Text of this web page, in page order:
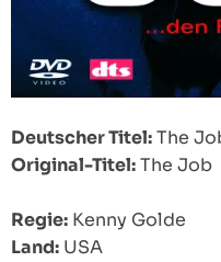
Deutscher Titel:The
Original-Titel:The Job
Regie: Kenny Golde
Land: USA